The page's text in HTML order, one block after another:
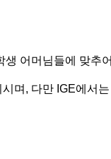
생 어머님들에 맞추
며, 다만 IGE에서